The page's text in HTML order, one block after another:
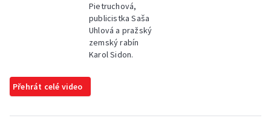
Pietruchová,
publicistka Saša
Uhlová a pražský
zemský rabín
Karol Sidon.
Přehrát celé video